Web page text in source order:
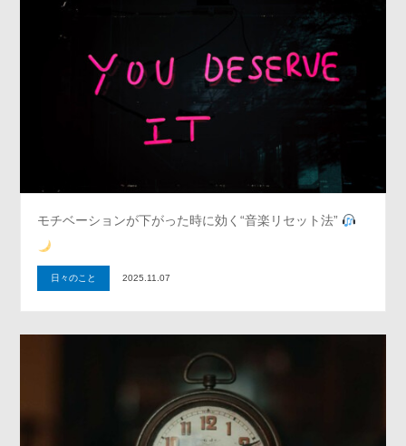
モチベーションが下がった時に効く“音楽リセット法”
日々のこと 2025.11.07